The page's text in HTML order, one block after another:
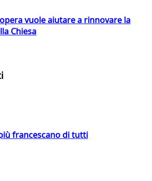
vuole aiutare a rinnovare la
Chiesa
francescano di tutti